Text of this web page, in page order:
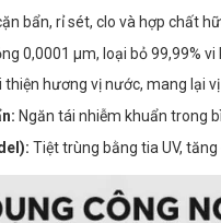
bẩn, rỉ sét, clo và hợp chất
0,0001 µm, loại bỏ 99,99%
thiện hương vị nước, mang lại
Ngăn tái nhiễm khuẩn trong
Tiệt trùng bằng tia UV,